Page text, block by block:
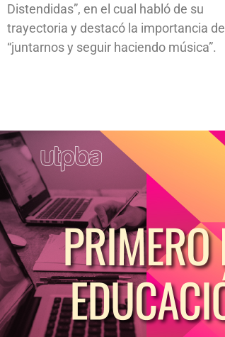
Distendidas”, en el cual habló de su
trayectoria y destacó la importancia de
“juntarnos y seguir haciendo música”.